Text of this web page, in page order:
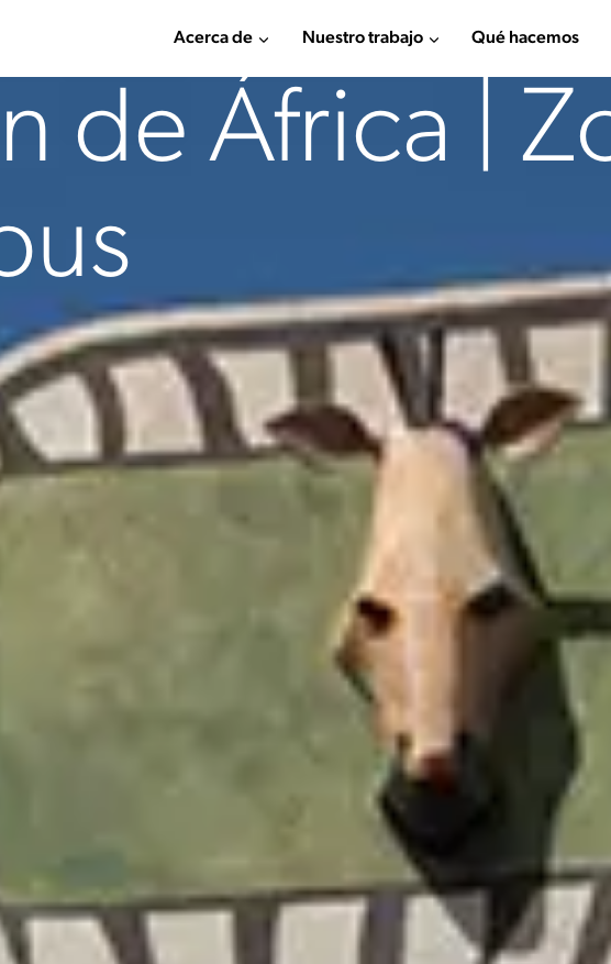
Acerca de Nuestro trabajo Qué hacemos
de África |